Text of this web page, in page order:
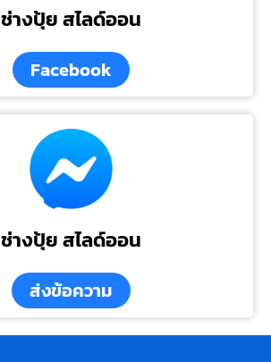
ช่างปุ้ย สไลด์ออน
Facebook
ช่างปุ้ย สไลด์ออน
ส่งข้อความ